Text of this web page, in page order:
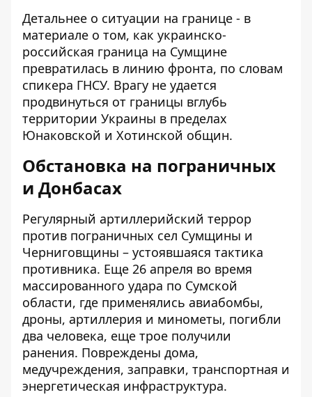
Детальнее о ситуации на границе - в
материале о том, как украинско-
российская граница на Сумщине
превратилась в линию фронта, по словам
спикера ГНСУ. Врагу не удается
продвинуться от границы вглубь
территории Украины в пределах
Юнаковской и Хотинской общин.
Обстановка на пограничных
и Донбасах
Регулярный артиллерийский террор
против пограничных сел Сумщины и
Черниговщины – устоявшаяся тактика
противника. Еще 26 апреля во время
массированного удара по Сумской
области, где применялись авиабомбы,
дроны, артиллерия и минометы, погибли
два человека, еще трое получили
ранения. Повреждены дома,
медучреждения, заправки, транспортная и
энергетическая инфраструктура.